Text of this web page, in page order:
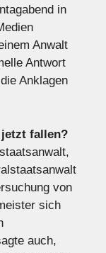
in
Anwalt
Antwort
Anklagen
fallen?
von
sich
auch,